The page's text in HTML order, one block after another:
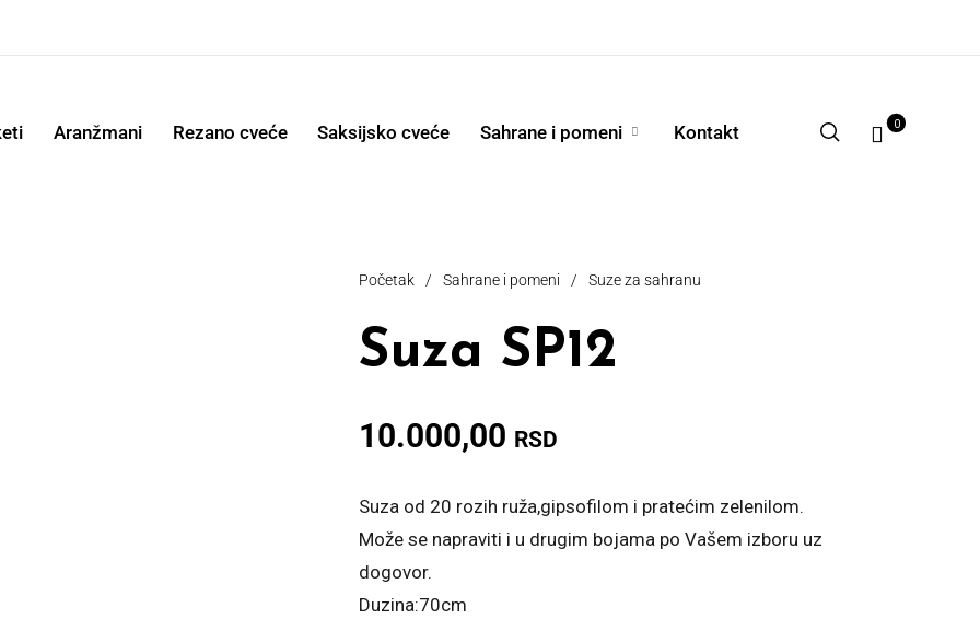
Aranžmani Rezano cveće Saksijsko cveće Sahrane i pomeni Kontakt 0
Početak / Sahrane i pomeni / Suze za sahranu
Suza SP12
10.000,00 RSD
Suza od 20 rozih ruža,gipsofilom i pratećim zelenilom.
Može se napraviti i u drugim bojama po Vašem izboru uz
dogovor.
Duzina:70cm